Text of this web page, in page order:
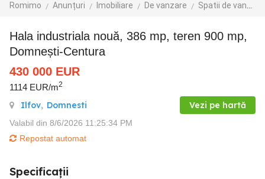
Romimo Anunțuri Imobiliare De vanzare Spatii de vanzare
Hala industriala nouă, 386 mp, teren 900 mp,
Domnești-Centura
430 000 EUR
1114 EUR/m2
Ilfov, Domnesti Vezi pe hartă
Valabil din 8/6/2026 11:25:34 PM
Repostat automat
Specificații